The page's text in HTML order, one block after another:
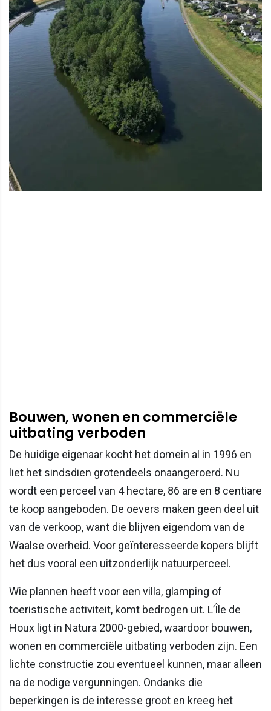
Bouwen, wonen en commerciële
uitbating verboden
De huidige eigenaar kocht het domein al in 1996 en
liet het sindsdien grotendeels onaangeroerd. Nu
wordt een perceel van 4 hectare, 86 are en 8 centiare
te koop aangeboden. De oevers maken geen deel uit
van de verkoop, want die blijven eigendom van de
Waalse overheid. Voor geïnteresseerde kopers blijft
het dus vooral een uitzonderlijk natuurperceel.
Wie plannen heeft voor een villa, glamping of
toeristische activiteit, komt bedrogen uit. L’Île de
Houx ligt in Natura 2000-gebied, waardoor bouwen,
wonen en commerciële uitbating verboden zijn. Een
lichte constructie zou eventueel kunnen, maar alleen
na de nodige vergunningen. Ondanks die
beperkingen is de interesse groot en kreeg het